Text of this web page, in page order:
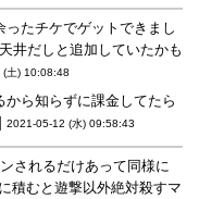
たチケでゲットできまし
井だしと追加していたかも
土) 10:08:48
ら知らずに課金してたら
2021-05-12 (水) 09:58:43
されるだけあって同様に
積むと遊撃以外絶対殺すマ